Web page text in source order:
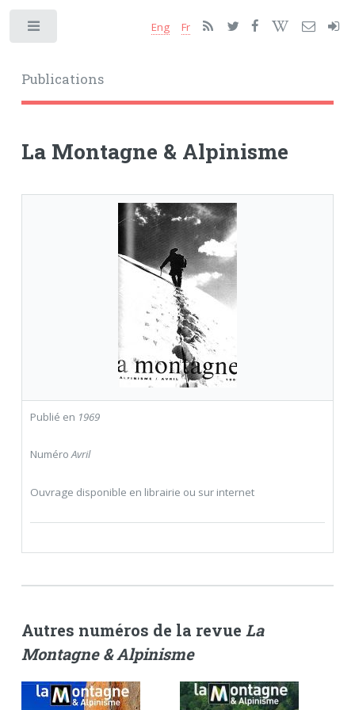
Publications
Eng Fr
La Montagne & Alpinisme
Publié en 1969
NuméroAvril
Ouvrage disponible en librairie ou sur internet
Autres numéros de la revue La
Montagne & Alpinisme